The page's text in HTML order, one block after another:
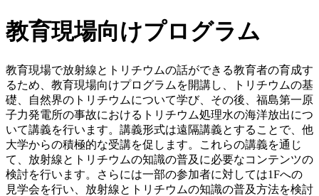
教育現場向けプログラム
教育現場で放射線とトリチウムの話ができる教育者の育成す
るため、教育現場向けプログラムを開講し、トリチウムの基
礎、自然界のトリチウムについて学び、その後、福島第一原
子力発電所の事故におけるトリチウム処理水の海洋放出につ
いて講義を行います。講義形式は遠隔講義とすることで、他
大学からの積極的な受講を促します。これらの講義を通じ
て、放射線とトリチウムの知識の普及に必要なコンテンツの
検討を行います。さらには一部の参加者に対しては1Fへの
見学会を行い、放射線とトリチウムの知識の普及方法を検討